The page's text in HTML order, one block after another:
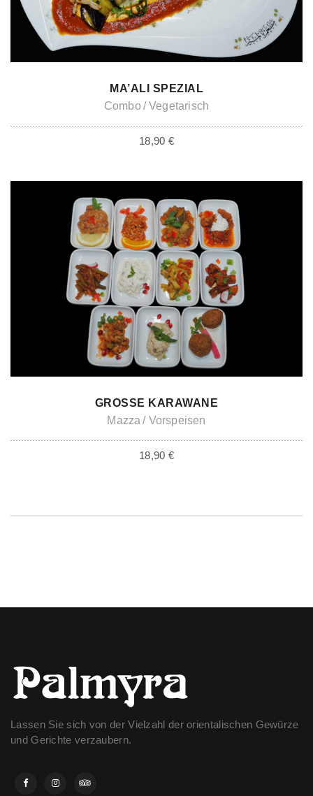
ADD TO CART
MA’ALI SPEZIAL
Combo
Vegetarisch
18,90 €
ADD TO CART
GROSSE KARAWANE
Mazza
Vorspeisen
18,90 €
Lassen Sie sich von der Vielzahl der orientalischen Gewürze
und Gerichte verzaubern.